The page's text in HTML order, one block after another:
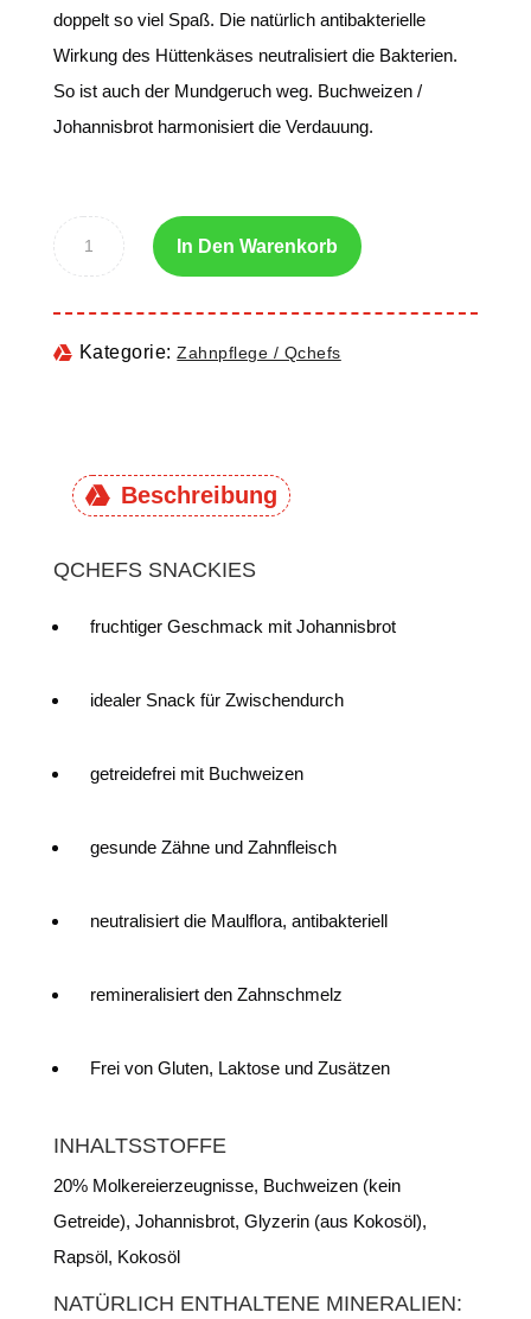
doppelt so viel Spaß. Die natürlich antibakterielle
Wirkung des Hüttenkäses neutralisiert die Bakterien.
So ist auch der Mundgeruch weg. Buchweizen /
Johannisbrot harmonisiert die Verdauung.
In Den Warenkorb
Kategorie:Zahnpflege / Qchefs
Beschreibung
QCHEFS SNACKIES
fruchtiger Geschmack mit Johannisbrot
idealer Snack für Zwischendurch
getreidefrei mit Buchweizen
gesunde Zähne und Zahnfleisch
neutralisiert die Maulflora, antibakteriell
remineralisiert den Zahnschmelz
Frei von Gluten, Laktose und Zusätzen
INHALTSSTOFFE
20% Molkereierzeugnisse, Buchweizen (kein
Getreide), Johannisbrot, Glyzerin (aus Kokosöl),
Rapsöl, Kokosöl
NATÜRLICH ENTHALTENE MINERALIEN: